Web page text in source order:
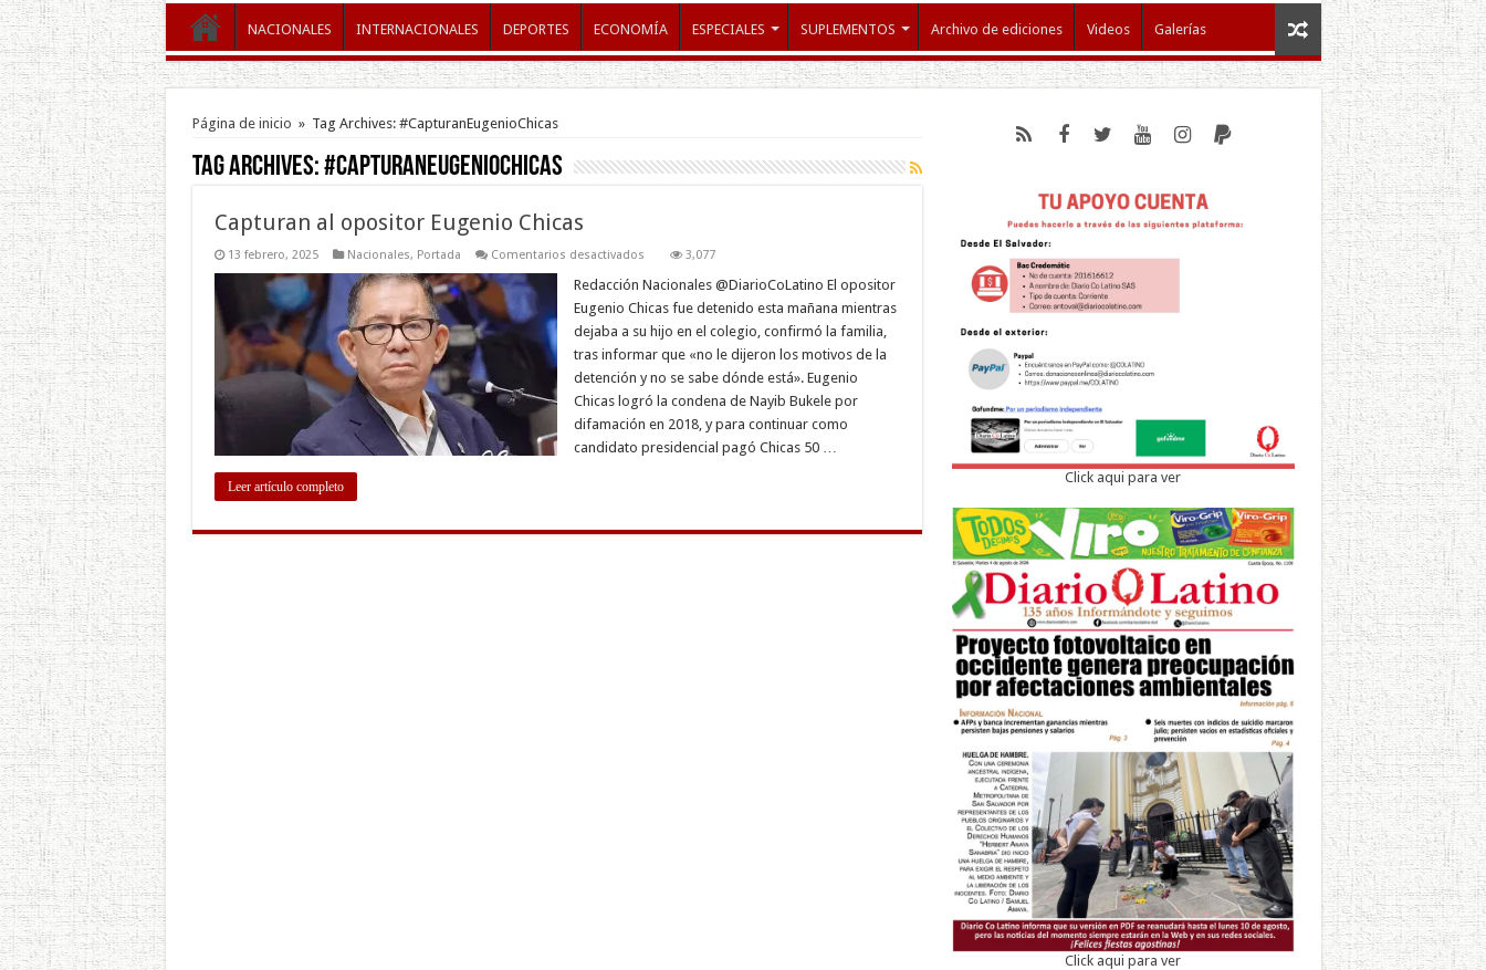
NACIONALES INTERNACIONALES DEPORTES ECONOMÍA ESPECIALES SUPLEMENTOS Archivo de ediciones Videos Galerías
Página de inicio » Tag Archives: #CapturanEugenioChicas
Tag Archives:#CapturanEugenioChicas
Capturan al opositor Eugenio Chicas
13 febrero, 2025 Nacionales, Portada Comentarios desactivadosen
al
Eugenio
Chicas
3,077
Redacción Nacionales @DiarioCoLatino El opositor
Eugenio Chicas fue detenido esta mañana mientras
dejaba a su hijo en el colegio, confirmó la familia,
tras informar que «no le dijeron los motivos de la
detención y no se sabe dónde está». Eugenio
Chicas logró la condena de Nayib Bukele por
difamación en 2018, y para continuar como
candidato presidencial pagó Chicas 50 …
Leer artículo completo
Click aqui para ver
Click aqui para ver